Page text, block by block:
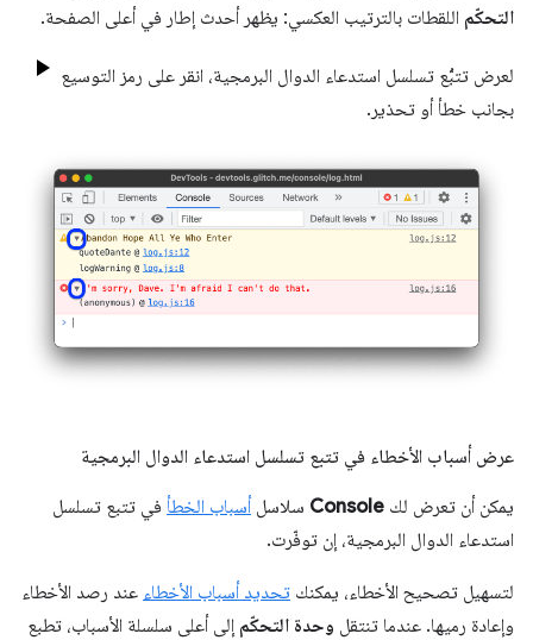
التحكّم اللقطات بالترتيب العكسي: يظهر أحدث إطار في أعلى الصفحة.
لعرض تتبُّع تسلسل استدعاء الدوال البرمجية، انقر على رمز التوسيع
بجانب خطأ أو تحذير.
عرض أسباب الأخطاء في تتبع تسلسل استدعاء الدوال البرمجية
يمكن أن تعرض لك Console سلاسلأسباب الخطأ في تتبع تسلسل
استدعاء الدوال البرمجية، إن توفّرت.
لتسهيل تصحيح الأخطاء، يمكنك تحديد أسباب الأخطاء عند رصد الأخطاء
وإعادة رميها. عندما تنتقل وحدة التحكّم إلى أعلى سلسلة الأسباب، تطبع